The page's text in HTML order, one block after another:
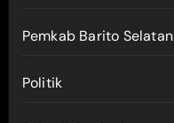
Pemkab Barito Selatan
Politik